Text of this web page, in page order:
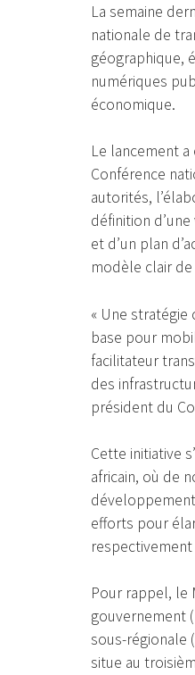
La semaine
nationale de
géographique,
numériques
économique.
Le lancement
Conférence
autorités,
définition
et d’un plan
modèle clair
« Une
base pour
facilitateur
des
président du
Cette initiative
africain, où de
efforts pour
Pour rappel, le
gouvernement
sous-régionale
situe au